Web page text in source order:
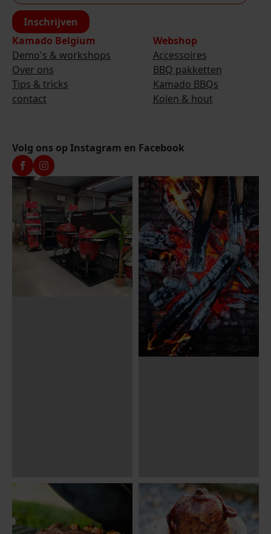
Inschrijven
Kamado Belgium
Demo's & workshops
Over ons
Tips & tricks
contact
Webshop
Accessoires
BBQ pakketten
Kamado BBQs
Kolen & hout
Volg ons op Instagram en Facebook